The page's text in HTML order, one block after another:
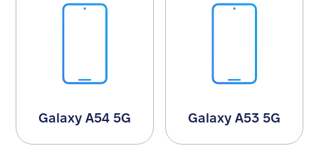
Galaxy A54 5G Galaxy A53 5G